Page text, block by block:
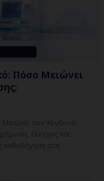
Πόσο Μειώνει
τον Κίνδυνο
έλεγχος και
καθοδήγηση στη